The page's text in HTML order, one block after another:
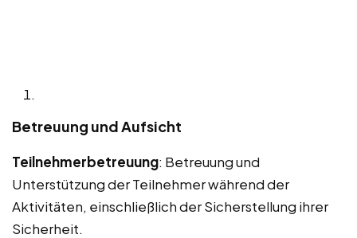
Betreuung und Aufsicht
Teilnehmerbetreuung: Betreuung und
Unterstützung der Teilnehmer während der
Aktivitäten, einschließlich der Sicherstellung ihrer
Sicherheit.